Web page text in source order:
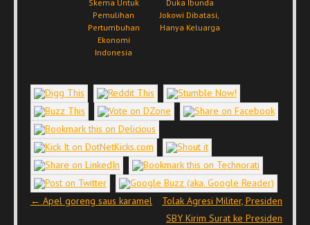
Skema Untuk
Pemulihan
Pertumbuhan
Ekonomi
Indonesia
Duka Ibunda
Jokowi Dibatasi,
Hanya Keluarga
Post navigation
← Apel goreng saus karamel
Tolak Agresi Militer, Presiden
SBY Kirim Surat ke Presiden